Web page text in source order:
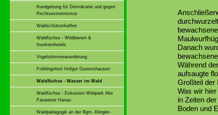
Kundgebung für Demokratie und gegen
Rechtsextremismus
Waldschützerkaffee
Waldfüchse - Wildbienen &
Insektenhotels
Vogelstimmenwanderung
Frühlingsfest Hofgut Guntershausen
Waldfüchse - Wasser im Wald
Waldfüchse - Exkursion Wildpark Alte
Fasanerie Hanau
Waldpädagogik an der Bgm.-Klingler-
Danach
Während
aufsaugte
Großteil der
Was wir
in Zeiten
Boden und